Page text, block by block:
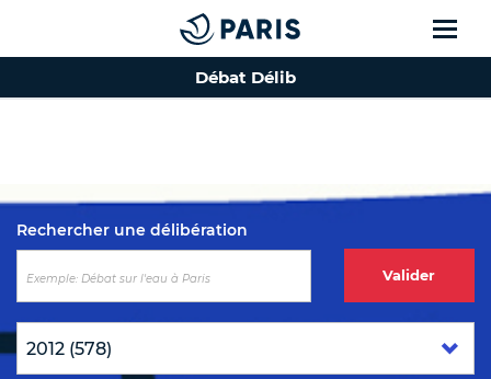
Top of the page
Débat Délib
Rechercher une délibération
Valider